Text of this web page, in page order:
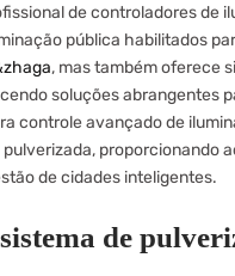
de controladores de
pública habilitados
, mas também oferece
soluções abrangentes
controle avançado de
proporcionando
de cidades inteligentes.
de